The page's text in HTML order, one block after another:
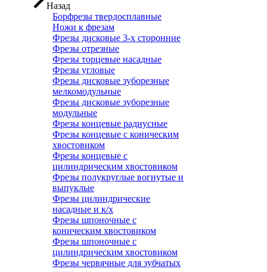
Назад
Борфрезы твердосплавные
Ножи к фрезам
Фрезы дисковые 3-х сторонние
Фрезы отрезные
Фрезы торцевые насадные
Фрезы угловые
Фрезы дисковые зуборезные
мелкомодульные
Фрезы дисковые зуборезные
модульные
Фрезы концевые радиусные
Фрезы концевые с коническим
хвостовиком
Фрезы концевые с
цилиндрическим хвостовиком
Фрезы полукруглые вогнутые и
выпуклые
Фрезы цилиндрические
насадные и к/х
Фрезы шпоночные с
коническим хвостовиком
Фрезы шпоночные с
цилиндрическим хвостовиком
Фрезы червячные для зубчатых